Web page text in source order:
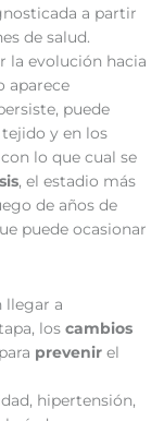
a partir
de salud.
la evolución hacia
aparece
puede
y en los
lo que cual se
, el estadio más
de años de
puede ocasionar
llegar a
los cambios
prevenir el
hipertensión,